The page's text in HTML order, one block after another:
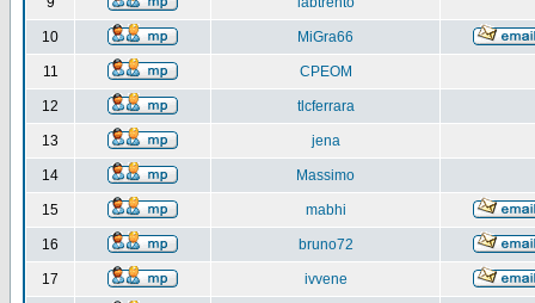
10 MiGra66
11 CPEOM
12 tlcferrara
13 jena
14 Massimo
15 mabhi
16 bruno72
17 ivvene